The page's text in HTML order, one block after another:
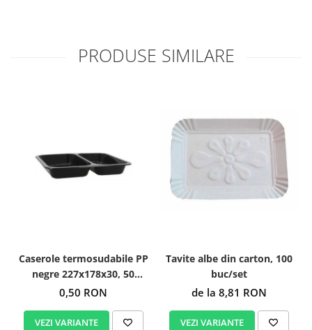
PRODUSE SIMILARE
Caserole termosudabile PP
negre 227x178x30, 50
buc/set
0,50 RON
VEZI VARIANTE
Tavite albe din carton, 100
buc/set
de la 8,81 RON
VEZI VARIANTE